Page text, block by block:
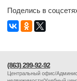
Поделись в
(863) 299-92-92
Центральный офис/